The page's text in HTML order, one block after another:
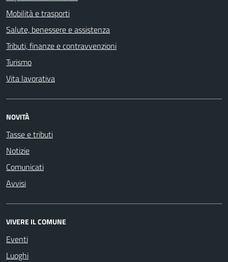
Mobilità e trasporti
Salute, benessere e assistenza
Tributi, finanze e contravvenzioni
Turismo
Vita lavorativa
NOVITÀ
Tasse e tributi
Notizie
Comunicati
Avvisi
VIVERE IL COMUNE
Eventi
Luoghi